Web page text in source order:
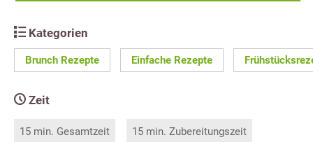
Kategorien
Brunch Rezepte Einfache Rezepte
Zeit
15 min. Gesamtzeit 15 min. Zubereitungszeit